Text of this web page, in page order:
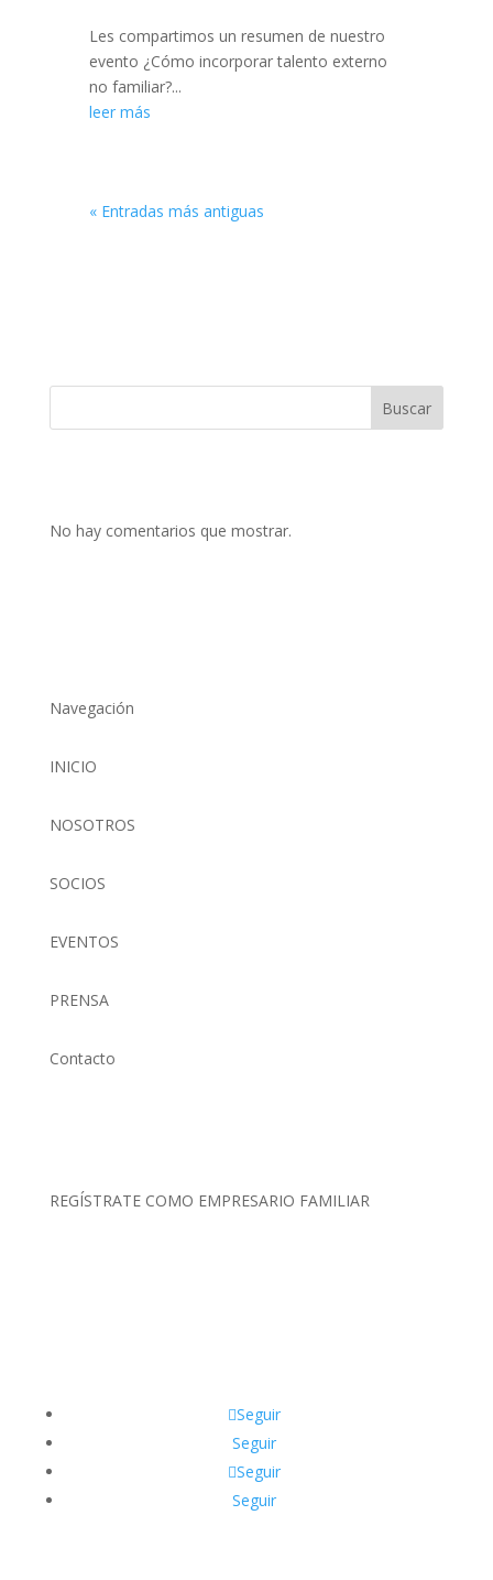
Les compartimos un resumen de nuestro
evento ¿Cómo incorporar talento externo
no familiar?...
leer más
« Entradas más antiguas
Buscar
No hay comentarios que mostrar.
Navegación
INICIO
NOSOTROS
SOCIOS
EVENTOS
PRENSA
Contacto
REGÍSTRATE COMO EMPRESARIO FAMILIAR
Seguir
Seguir
Seguir
Seguir